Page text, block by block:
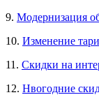
9. Модернизация
10. Изменение
11. Скидки на
12. Нвогодние